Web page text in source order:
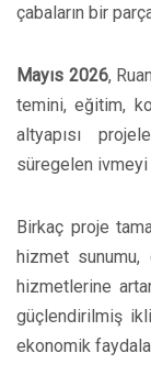
çabaların bir
Mayıs 2026,
temini, eğitim,
altyapısı
süregelen ivmeyi
Birkaç proje
hizmet sunumu,
hizmetlerine
güçlendirilmiş
ekonomik